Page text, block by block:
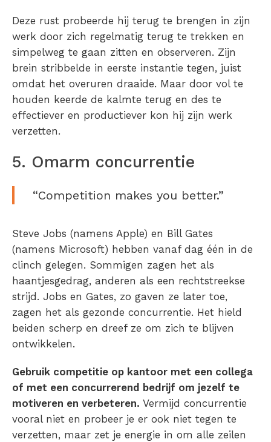
Deze rust probeerde hij terug te brengen in zijn
werk door zich regelmatig terug te trekken en
simpelweg te gaan zitten en observeren. Zijn
brein stribbelde in eerste instantie tegen, juist
omdat het overuren draaide. Maar door vol te
houden keerde de kalmte terug en des te
effectiever en productiever kon hij zijn werk
verzetten.
5. Omarm concurrentie
“Competition makes you better.”
Steve Jobs (namens Apple) en Bill Gates
(namens Microsoft) hebben vanaf dag één in de
clinch gelegen. Sommigen zagen het als
haantjesgedrag, anderen als een rechtstreekse
strijd. Jobs en Gates, zo gaven ze later toe,
zagen het als gezonde concurrentie. Het hield
beiden scherp en dreef ze om zich te blijven
ontwikkelen.
Gebruik competitie op kantoor met een collega
of met een concurrerend bedrijf om jezelf te
motiveren en verbeteren. Vermijd concurrentie
vooral niet en probeer je er ook niet tegen te
verzetten, maar zet je energie in om alle zeilen